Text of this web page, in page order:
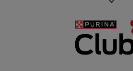
Spojte se s týmem péče o
Kontakt
Tel.: 800 135